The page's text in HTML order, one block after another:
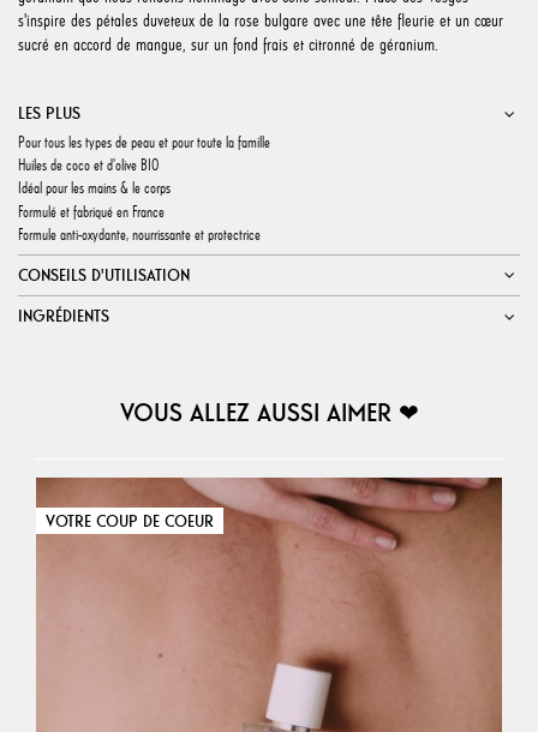
s'inspire des pétales duveteux de la rose bulgare avec une tête fleurie et un cœur
sucré en accord de mangue, sur un fond frais et citronné de géranium.
LES PLUS
Pour tous les types de peau et pour toute la famille
Huiles de coco et d'olive BIO
Idéal pour les mains & le corps
Formulé et fabriqué en France
Formule anti-oxydante, nourrissante et protectrice
CONSEILS D'UTILISATION
INGRÉDIENTS
VOUS ALLEZ AUSSI AIMER ❤︎
VOTRE COUP DE COEUR